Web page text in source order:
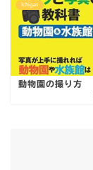
Ichigan
動物園の撮り方